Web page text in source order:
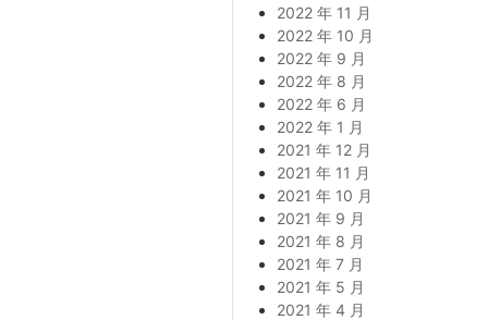
2022 年 11 月
2022 年 10 月
2022 年 9 月
2022 年 8 月
2022 年 6 月
2022 年 1 月
2021 年 12 月
2021 年 11 月
2021 年 10 月
2021 年 9 月
2021 年 8 月
2021 年 7 月
2021 年 5 月
2021 年 4 月